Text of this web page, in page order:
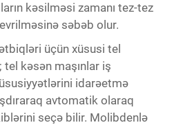
kəsilməsi zamanı tez-tez
səbəb olur.
üçün xüsusi tel
kəsən maşınlar iş
idarəetmə
avtomatik olaraq
seçə bilir. Molibdenlə